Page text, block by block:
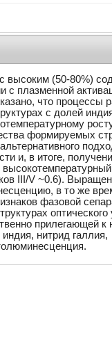
высоким (50-80%)
с плазменной
что процессы
с долей
формируемых
и, в итоге,
III/V ~0.6).
в то же
фазовой
оптического
прилегающей к
нитрид галлия,